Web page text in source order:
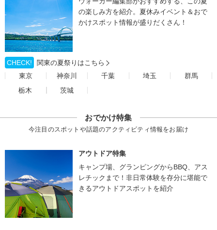
の楽しみ方を紹介。夏休みイベント＆おで
かけスポット情報が盛りだくさん！
CHECK!
関東の夏祭りはこちら
東京
神奈川 千葉 埼玉
群馬
栃木
茨城
おでかけ特集
今注目のスポットや話題のアクティビティ情報をお届け
アウトドア特集
キャンプ場、グランピングからBBQ、アス
レチックまで！非日常体験を存分に堪能で
きるアウトドアスポットを紹介